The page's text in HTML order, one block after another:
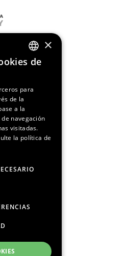
ENGLISH
×
de
para
de la
a la
navegación
visitadas.
la política de